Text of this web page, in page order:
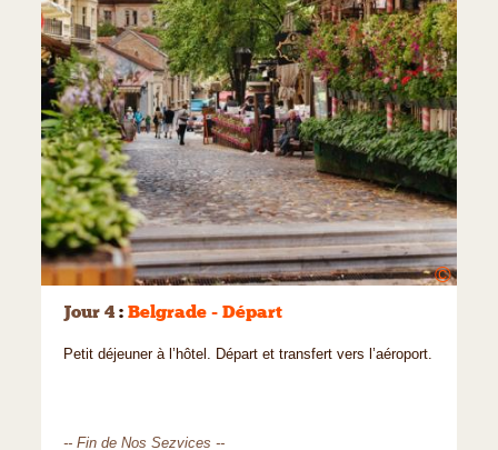
©
Jour 4 : Belgrade - Départ
Petit déjeuner à l’hôtel. Départ et transfert vers l’aéroport.
-- Fin de Nos Sezvices --